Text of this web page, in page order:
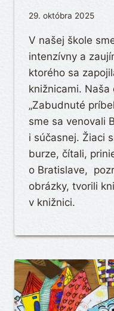
29. októbra 2025
V našej škole
intenzívny a
ktorého sa
knižnicami. Naša
„Zabudnuté
sme sa venovali
i súčasnej. Žiaci
burze, čítali,
o Bratislave,
obrázky, tvorili
v knižnici.